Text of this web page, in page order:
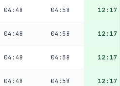
04:48 04:58 12:17
04:48 04:58 12:17
04:48 04:58 12:17
04:48 04:58 12:17